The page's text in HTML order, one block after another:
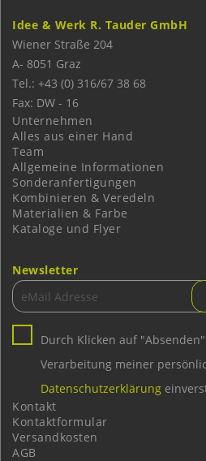
Idee & Werk R. Tauder GmbH
Wiener Straße 204
A- 8051 Graz
Tel.: +43 (0) 316/67 38 68
Fax: DW - 16
Unternehmen
Alles aus einer Hand
Team
Allgemeine Informationen
Sonderanfertigungen
Kombinieren & Veredeln
Materialien & Farbe
Kataloge und Flyer
Newsletter
Durch Klicken auf
Verarbeitung meiner
Datenschutzerklärung
Kontakt
Kontaktformular
Versandkosten
AGB